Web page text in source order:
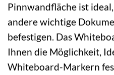
Pinnwandfläche ist
andere wichtige
befestigen. Das
Ihnen die Möglichkeit,
Whiteboard-Markern